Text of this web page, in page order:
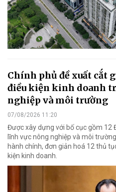
Chính phủ đề xuất cắt
điều kiện kinh doanh
nghiệp và môi trường
07/08/2026 11:20
Được xây dựng với bố cục gồm 12
lĩnh vực nông nghiệp và môi
hành chính, đơn giản hoá 12 thủ
kiện kinh doanh.